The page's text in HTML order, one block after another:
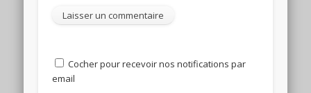
Cocher pour recevoir nos notifications par
email